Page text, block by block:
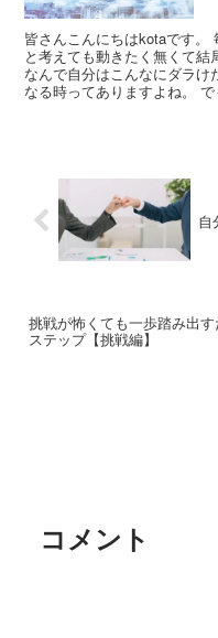
皆さんこんにちはkotaです。
と考えても動きたく無くて結
なんで自分はこんなにダラけ
なる時ってありますよね。
自
挑戦が怖くても一歩踏み出
ステップ【挑戦編】
コメント